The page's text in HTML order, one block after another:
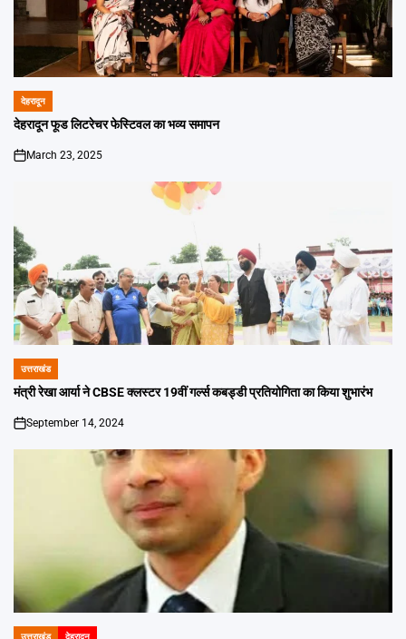
POSTED
IN
देहरादून
देहरादून फूड लिटरेचर फेस्टिवल का भव्य समापन
on
March 23, 2025
POSTED
IN
उत्तराखंड
मंत्री रेखा आर्या ने CBSE क्लस्टर 19वीं गर्ल्स कबड्डी प्रतियोगिता का किया शुभारंभ
on
September 14, 2024
उत्तराखंड देहरादून